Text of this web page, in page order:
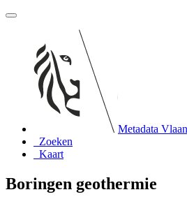
Metadata
Zoeken
Kaart
Boringen geothermie